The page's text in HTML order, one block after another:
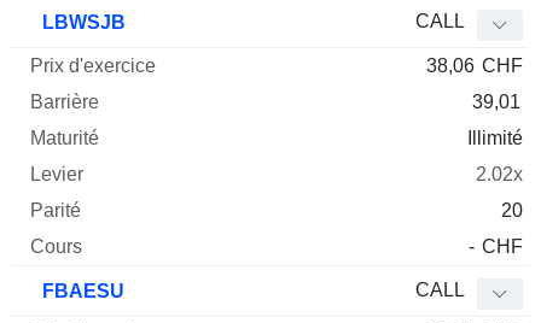
LBWSJB CALL
38,06 CHF
39,01
Illimité
2.02x
20
- CHF
FBAESU CALL